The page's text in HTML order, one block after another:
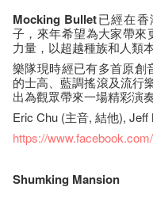
Mocking Bullet已經在
子，來年希望為大家帶來
力量，以超越種族和人類
樂隊現時經已有多首原創
的士高、藍調搖滾及流行
出為觀眾帶來一場精彩演奏
Eric Chu (主音, 結他),
https://
Shumking Mansion